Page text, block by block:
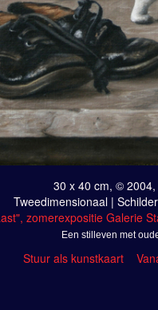
30 x 40 cm, ©
Tweedimensionaal |
zomerexpositie Galerie
Een stilleven met
Stuur als kunstkaart